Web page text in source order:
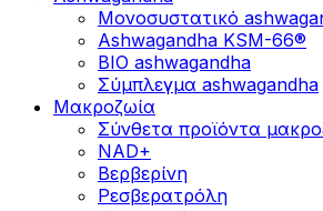
Μονοσυστατικό
Ashwagandha KSM-66®
BIO ashwagandha
Σύμπλεγμα ashwagandha
Μακροζωία
Σύνθετα προϊόντα
NAD+
Βερβερίνη
Ρεσβερατρόλη